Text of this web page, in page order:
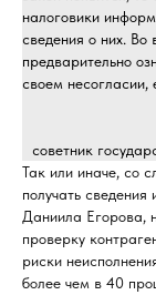
налоговики
сведения о них. Во
предварительно
своем несогласии,
советник
Так или иначе, со
получать
Даниила Егорова,
проверку
риски
более чем в 40